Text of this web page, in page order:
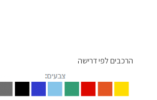
הרכבים לפי דרישה